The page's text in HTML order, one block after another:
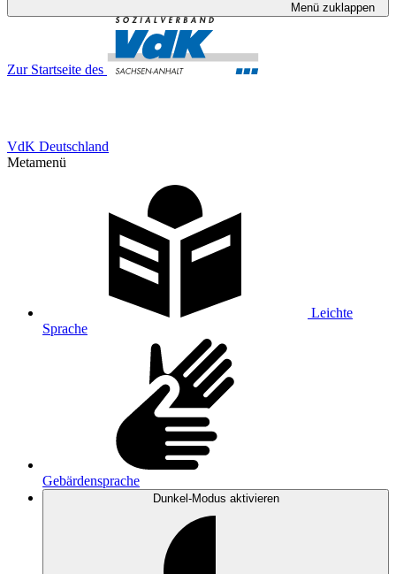
Menü zuklappen
Zur Startseite des
VdK Deutschland
Metamenü
Leichte
Sprache
Gebärdensprache
Dunkel-Modus aktivieren